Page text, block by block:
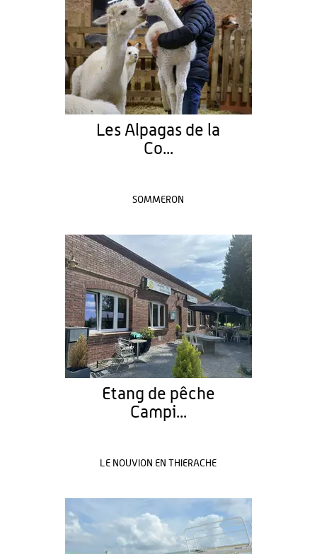
Les Alpagas de la
Co...
SOMMERON
Etang de pêche
Campi...
LE NOUVION EN THIERACHE